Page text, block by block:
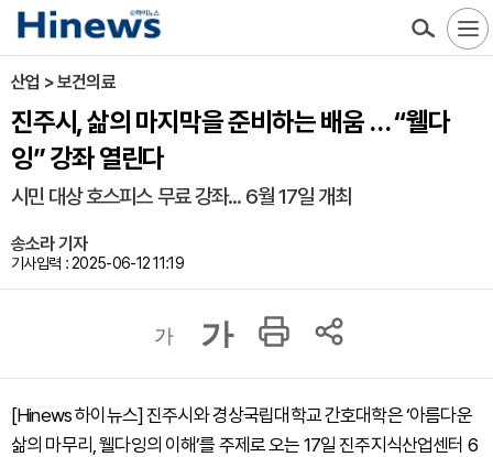
산업 > 보건의료
진주시, 삶의 마지막을 준비하는 배움 … “웰다
잉” 강좌 열린다
시민 대상 호스피스 무료 강좌... 6월 17일 개최
송소라 기자
기사입력 : 2025-06-12 11:19
가 가
[Hinews 하이뉴스] 진주시와 경상국립대학교 간호대학은 ‘아름다운
삶의 마무리, 웰다잉의 이해’를 주제로 오는 17일 진주지식산업센터 6